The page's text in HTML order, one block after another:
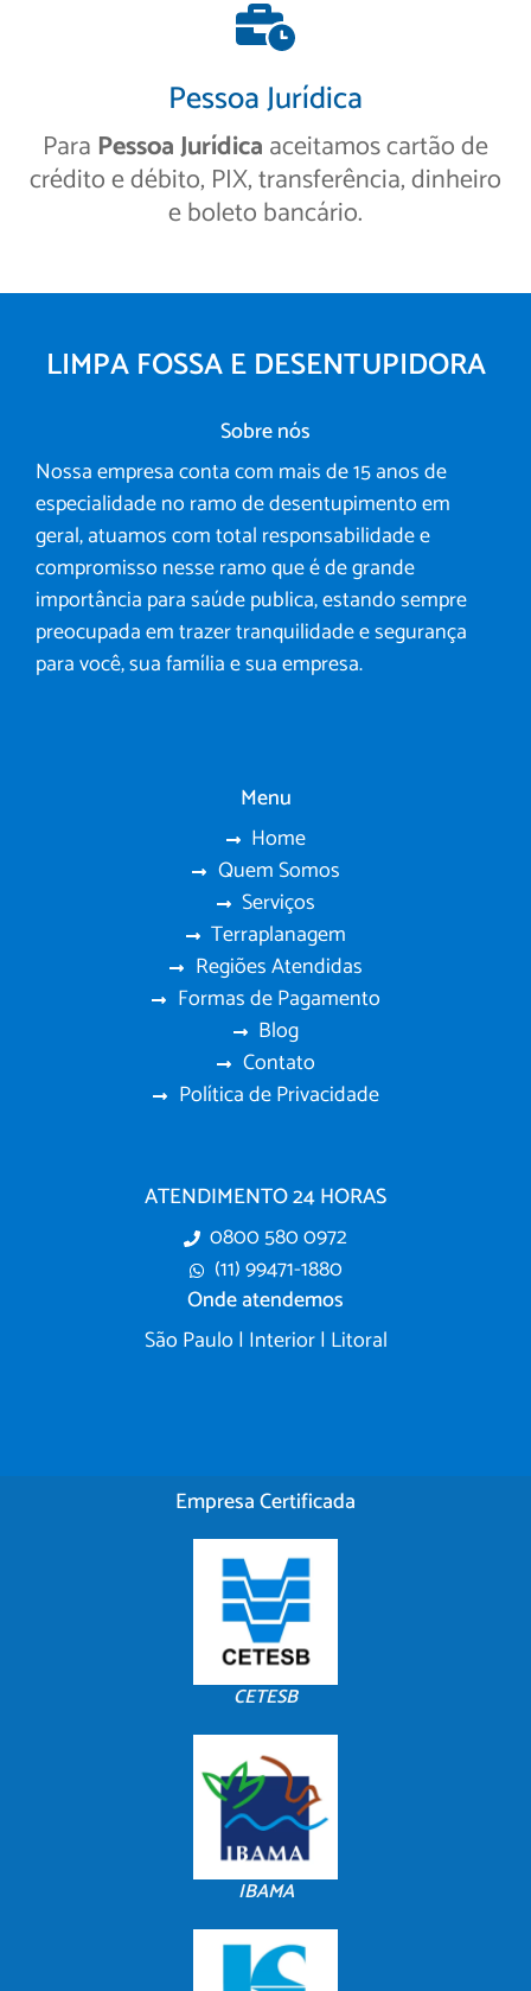
Pessoa Jurídica
Para Pessoa Jurídicaaceitamos cartão de
crédito e débito, PIX, transferência, dinheiro
e boleto bancário.
LIMPA FOSSA E DESENTUPIDORA
Sobre nós
Nossa empresa conta com mais de 15 anos de
especialidade no ramo de desentupimento em
geral, atuamos com total responsabilidade e
compromisso nesse ramo que é de grande
importância para saúde publica, estando sempre
preocupada em trazer tranquilidade e segurança
para você, sua família e sua empresa.
Menu
Home
Quem Somos
Serviços
Terraplanagem
Regiões Atendidas
Formas de Pagamento
Blog
Contato
Política de Privacidade
ATENDIMENTO 24 HORAS
0800 580 0972
(11) 99471-1880
Onde atendemos
São Paulo | Interior | Litoral
Empresa Certificada
CETESB
IBAMA